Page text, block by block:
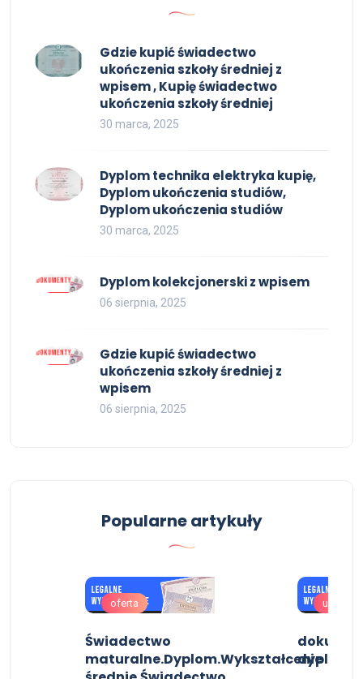
Gdzie kupić świadectwo
ukończenia szkoły średniej z
wpisem , Kupię świadectwo
ukończenia szkoły średniej
30 marca, 2025
Dyplom technika elektryka kupię,
Dyplom ukończenia studiów,
Dyplom ukończenia studiów
30 marca, 2025
Dyplom kolekcjonerski z wpisem
06 sierpnia, 2025
Gdzie kupić świadectwo
ukończenia szkoły średniej z
wpisem
06 sierpnia, 2025
Popularne artykuły
oferta
Świadectwo
maturalne.Dyplom.Wykształcenie
uslugi
dyplom